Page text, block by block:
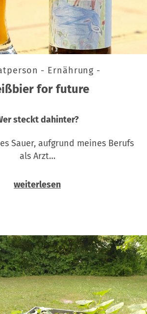
- Ernährung -
for future
steckt dahinter?
Sauer, aufgrund meines Berufs
als Arzt…
weiterlesen